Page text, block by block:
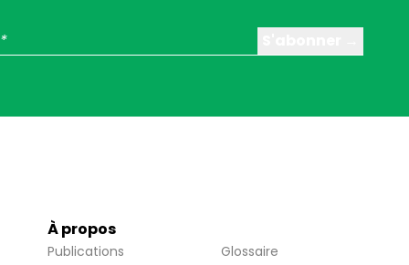
À propos
Publications
Glossaire